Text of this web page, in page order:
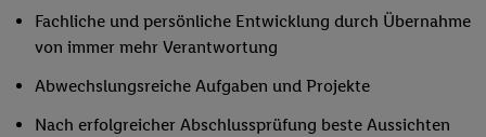
Fachliche und persönliche Entwicklung durch Übernahme
von immer mehr Verantwortung
Abwechslungsreiche Aufgaben und Projekte
Nach erfolgreicher Abschlussprüfung beste Aussichten